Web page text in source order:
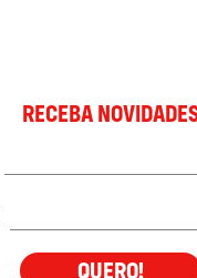
RECEBA
QUERO!